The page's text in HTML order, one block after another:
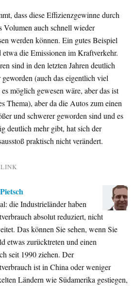
dass diese Effizienzgewinne durch
Volumen auch schnell wieder
werden können. Ein gutes Beispiel
etwa die Emissionen im Kraftverkehr.
sind in den letzten Jahren deutlich
(auch das eigentlich viel
es möglich gewesen wäre, aber das ist
Thema), aber da die Autos zum einen
und schwerer geworden sind und es
deutlich mehr gibt, hat sich der
praktisch nicht verändert.
LINK
die Industrieländer haben
absolut reduziert, nicht
Das können Sie sehen, wenn Sie
etwas zurücktreten und einen
seit 1990 ziehen. Der
ist in China oder weniger
Ländern wie Südamerika gestiegen,